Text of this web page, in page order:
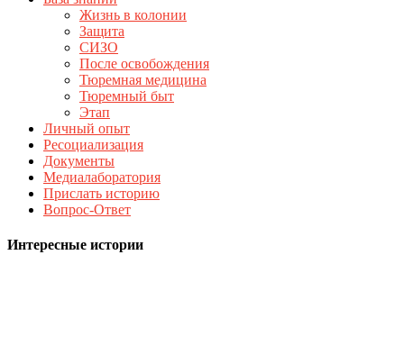
Жизнь в колонии
Защита
СИЗО
После освобождения
Тюремная медицина
Тюремный быт
Этап
Личный опыт
Ресоциализация
Документы
Медиалаборатория
Прислать историю
Вопрос-Ответ
Интересные истории